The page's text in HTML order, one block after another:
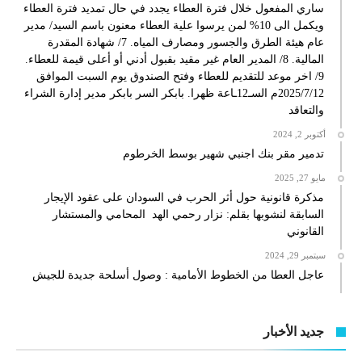
ساري المفعول خلال فترة العطاء يجدد في حال تمديد فترة العطاء
ويكمل الى 10% لمن يرسوا علية العطاء معنون باسم السيد/ مدير
عام هيئة الطرق والجسور ومصارف المياه. 7/ شهادة المقدرة
المالية. 8/ المدير العام غير مقيد بقبول أدني أو أعلى قيمة للعطاء.
9/ اخر موعد للتقديم للعطاء وفتح الصندوق يوم السبت الموافق
2025/7/12م السـ12ـاعة ظهرا. بابكر السر بابكر مدير إدارة الشراء
والتعاقد
أكتوبر 2, 2024
تدمير مقر بنك اجنبي شهير بوسط الخرطوم
مايو 27, 2025
مذكرة قانونية حول أثر الحرب في السودان على عقود الإيجار
السابقة لنشوبها بقلم: نزار رحمي الهد المحامي والمستشار
القانوني
سبتمبر 29, 2024
عاجل العطا من الخطوط الأمامية : وصول أسلحة جديدة للجيش
جديد الأخبار